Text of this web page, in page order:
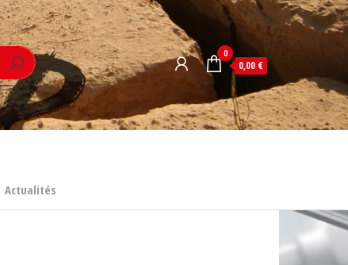
0
0,00 €
Actualités